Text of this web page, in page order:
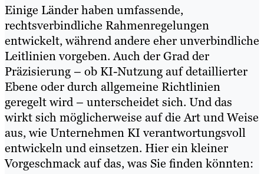
Einige Länder haben umfassende,
rechtsverbindliche Rahmenregelungen
entwickelt, während andere eher unverbindliche
Leitlinien vorgeben. Auch der Grad der
Präzisierung – ob KI-Nutzung auf detaillierter
Ebene oder durch allgemeine Richtlinien
geregelt wird – unterscheidet sich. Und das
wirkt sich möglicherweise auf die Art und Weise
aus, wie Unternehmen KI verantwortungsvoll
entwickeln und einsetzen. Hier ein kleiner
Vorgeschmack auf das, was Sie finden könnten: